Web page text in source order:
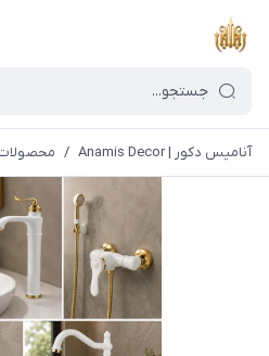
آنامیس دکور | Anamis Decor /